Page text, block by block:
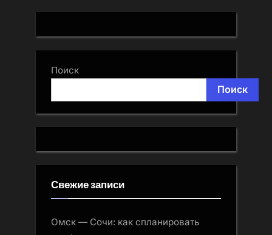
Поиск
Поиск
Свежие записи
Омск — Сочи: как спланировать